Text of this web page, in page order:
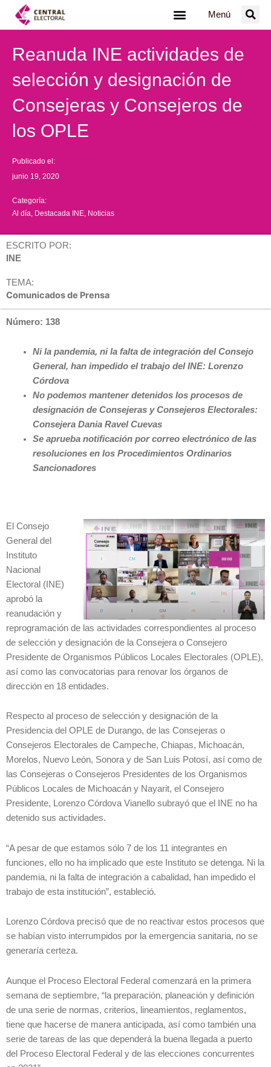
Menú
Reanuda INE actividades de
selección y designación de
Consejeras y Consejeros de
los OPLE
Publicado el:
junio 19, 2020
Categoría:
Al día Destacada INE Noticias
ESCRITO POR:
INE
TEMA:
Comunicados de Prensa
Número: 138
Ni la pandemia, ni la falta de integración del Consejo
General, han impedido el trabajo del INE: Lorenzo
Córdova
No podemos mantener detenidos los procesos de
designación de Consejeras y Consejeros Electorales:
Consejera Dania Ravel Cuevas
Se aprueba notificación por correo electrónico de las
resoluciones en los Procedimientos Ordinarios
Sancionadores
El Consejo
General del
Instituto
Nacional
Electoral (INE)
aprobó la
reanudación y
reprogramación de las actividades correspondientes al proceso
de selección y designación de la Consejera o Consejero
Presidente de Organismos Públicos Locales Electorales (OPLE),
así como las convocatorias para renovar los órganos de
dirección en 18 entidades.
Respecto al proceso de selección y designación de la
Presidencia del OPLE de Durango, de las Consejeras o
Consejeros Electorales de Campeche, Chiapas, Michoacán,
Morelos, Nuevo León, Sonora y de San Luis Potosí, así como de
las Consejeras o Consejeros Presidentes de los Organismos
Públicos Locales de Michoacán y Nayarit, el Consejero
Presidente, Lorenzo Córdova Vianello subrayó que el INE no ha
detenido sus actividades.
“A pesar de que estamos sólo 7 de los 11 integrantes en
funciones, ello no ha implicado que este Instituto se detenga. Ni la
pandemia, ni la falta de integración a cabalidad, han impedido el
trabajo de esta institución”, estableció.
Lorenzo Córdova precisó que de no reactivar estos procesos que
se habían visto interrumpidos por la emergencia sanitaria, no se
generaría certeza.
Aunque el Proceso Electoral Federal comenzará en la primera
semana de septiembre, “la preparación, planeación y definición
de una serie de normas, criterios, lineamientos, reglamentos,
tiene que hacerse de manera anticipada, así como también una
serie de tareas de las que dependerá la buena llegada a puerto
del Proceso Electoral Federal y de las elecciones concurrentes